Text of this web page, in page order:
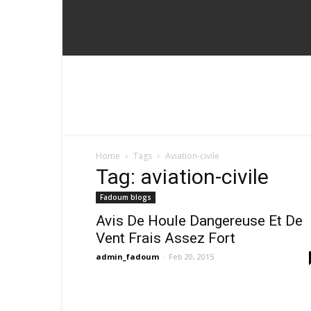
Home Tags Aviation-civile
Tag: aviation-civile
Fadoum blogs
Avis De Houle Dangereuse Et De
Vent Frais Assez Fort
admin_fadoum - Feb 20, 2015